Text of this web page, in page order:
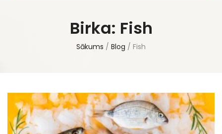
Birka: Fish
Sākums Blog Fish